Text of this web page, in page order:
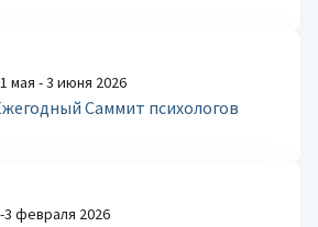
мая - 3 июня 2026
Саммит психологов
3 февраля 2026